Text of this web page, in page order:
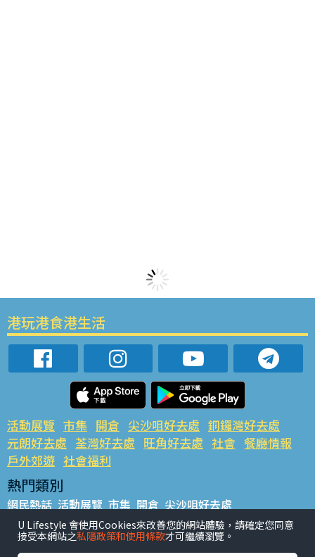
港玩港食港生活
活動展覽 市集 開倉 尖沙咀好去處 銅鑼灣好去處
元朗好去處 荃灣好去處 旺角好去處 社會 餐廳情報
戶外郊遊 社會福利
熱門類別
網民熱話 活動展覽 市集 開倉 尖沙咀好去處
銅鑼灣好去處 元朗好去處 荃灣好去處 旺角好去處 社會
餐廳情報 戶外郊遊
U Lifestyle 會使用Cookies來改善您的網站體驗，請確定您同意
接受本網站之私隱政策和使用條款才可繼續瀏覽。